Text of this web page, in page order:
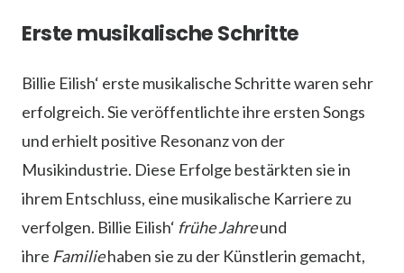
Erste musikalische Schritte
Billie Eilish‘ erste musikalische Schritte waren sehr
erfolgreich. Sie veröffentlichte ihre ersten Songs
und erhielt positive Resonanz von der
Musikindustrie. Diese Erfolge bestärkten sie in
ihrem Entschluss, eine musikalische Karriere zu
verfolgen. Billie Eilish‘ frühe Jahreund
ihre Familiehaben sie zu der Künstlerin gemacht,